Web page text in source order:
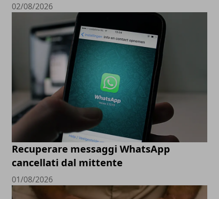
02/08/2026
Recuperare messaggi WhatsApp
cancellati dal mittente
01/08/2026